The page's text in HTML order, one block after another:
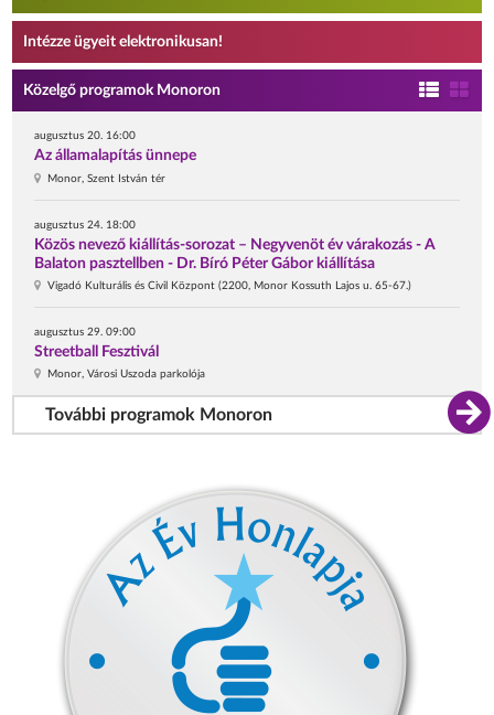
Intézze ügyeit elektronikusan!
Közelgő programok Monoron
augusztus 20. 16:00
Az államalapítás ünnepe
Monor, Szent István tér
augusztus 24. 18:00
Közös nevező kiállítás-sorozat – Negyvenöt év várakozás - A
Balaton pasztellben - Dr. Bíró Péter Gábor kiállítása
Vigadó Kulturális és Civil Központ (2200, Monor Kossuth Lajos u. 65-67.)
augusztus 29. 09:00
Streetball Fesztivál
Monor, Városi Uszoda parkolója
További programok Monoron